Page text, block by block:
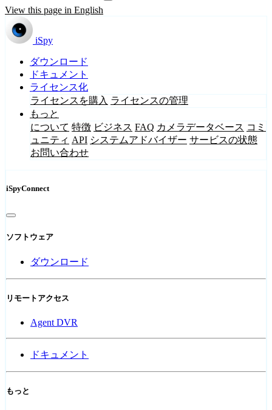
View this page in English
iSpy
ダウンロード
ドキュメント
ライセンス化
ライセンスを購入 ライセンスの管理
もっと
について 特徴 ビジネス FAQ カメラデータベース コミ
ュニティ API システムアドバイザー サービスの状態
お問い合わせ
iSpyConnect
ソフトウェア
ダウンロード
リモートアクセス
Agent DVR
ドキュメント
もっと